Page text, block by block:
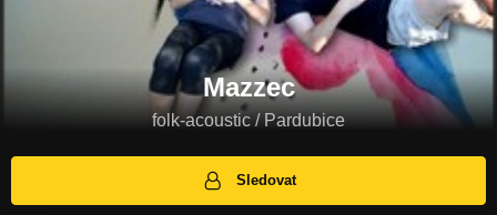
Mazzec
folk-acoustic / Pardubice
Sledovat